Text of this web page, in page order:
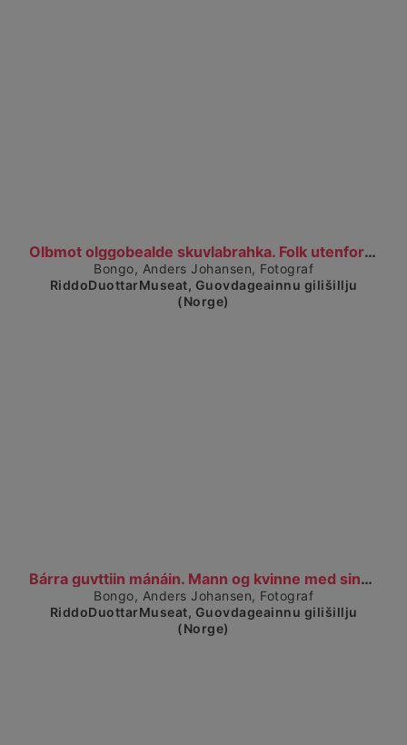
Olbmot olggobealde skuvlabrahka. Folk utenfor skol...
Visa detaljerad vy
Bongo, Anders Johansen, Fotograf
RiddoDuottarMuseat, Guovdageainnu gilišillju
(Norge)
Bárra guvttiin mánáin. Mann og kvinne med sine to...
Visa detaljerad vy
Bongo, Anders Johansen, Fotograf
RiddoDuottarMuseat, Guovdageainnu gilišillju
(Norge)